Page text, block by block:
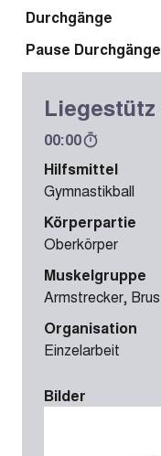
Durchgänge
Pause
00:00
Hilfsmittel
Gymnastikball
Körperpartie
Oberkörper
Muskelgruppe
Armstrecker,
Organisation
Einzelarbeit
Bilder